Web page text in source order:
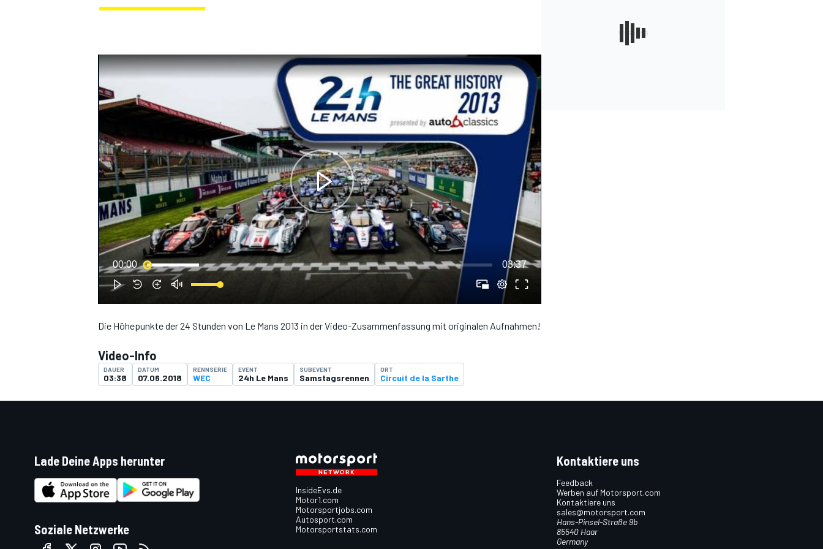
DTM
00:00 03:37
Die Höhepunkte der 24 Stunden von Le Mans 2013 in der Video-Zusammenfassung mit originalen Aufnahmen!
Video-Info
DAUER
03:38
DATUM
07.06.2018
RENNSERIE
WEC
EVENT
24h Le Mans
SUBEVENT
Samstagsrennen
ORT
Circuit de la Sarthe
Lade Deine Apps herunter
Soziale Netzwerke
InsideEvs.de
Motor1.com
Motorsportjobs.com
Autosport.com
Motorsportstats.com
Kontaktiere uns
Feedback
Werben auf Motorsport.com
Kontaktiere uns
sales@motorsport.com
Hans-Pinsel-Straße 9b
85540 Haar
Germany